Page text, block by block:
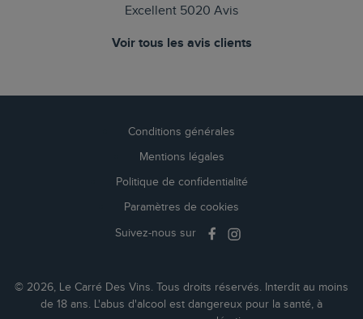
Excellent 5020 Avis
Voir tous les avis clients
Conditions générales
Mentions légales
Politique de confidentialité
Paramètres de cookies
Suivez-nous sur
© 2026, Le Carré Des Vins. Tous droits réservés. Interdit au moins
de 18 ans. L'abus d'alcool est dangereux pour la santé, à